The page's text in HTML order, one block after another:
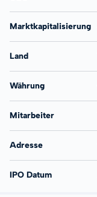
Marktkapitalisierung
Land
Währung
Mitarbeiter
Adresse
IPO Datum